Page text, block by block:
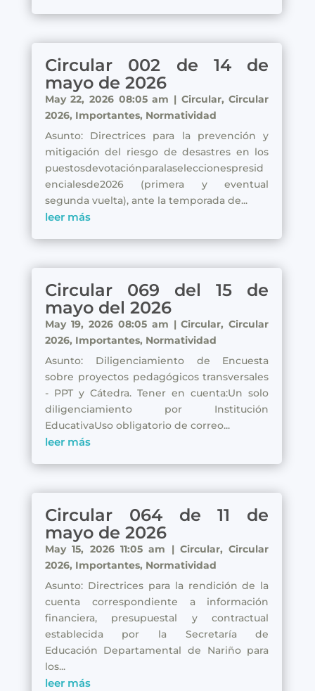
Circular 002 de 14 de
mayo de 2026
May 22, 2026 08:05 am | Circular,Circular
2026, Importantes, Normatividad
Asunto: Directrices para la prevención y
mitigación del riesgo de desastres en los
puestosdevotaciónparalaseleccionespresid
encialesde2026 (primera y eventual
segunda vuelta), ante la temporada de...
leer más
Circular 069 del 15 de
mayo del 2026
May 19, 2026 08:05 am |Circular,Circular
2026, Importantes, Normatividad
Asunto: Diligenciamiento de Encuesta
sobre proyectos pedagógicos transversales
- PPT y Cátedra. Tener en cuenta:Un solo
diligenciamiento por Institución
EducativaUso obligatorio de correo...
leer más
Circular 064 de 11 de
mayo de 2026
May 15, 2026 11:05 am |Circular,Circular
2026, Importantes, Normatividad
Asunto: Directrices para la rendición de la
cuenta correspondiente a información
financiera, presupuestal y contractual
establecida por la Secretaría de
Educación Departamental de Nariño para
los...
leer más